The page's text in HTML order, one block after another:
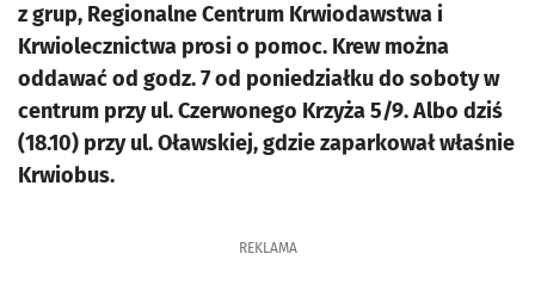
z grup, Regionalne Centrum Krwiodawstwa i
Krwiolecznictwa prosi o pomoc. Krew można
oddawać od godz. 7 od poniedziałku do soboty w
centrum przy ul. Czerwonego Krzyża 5/9. Albo dziś
(18.10) przy ul. Oławskiej, gdzie zaparkował właśnie
Krwiobus.
REKLAMA